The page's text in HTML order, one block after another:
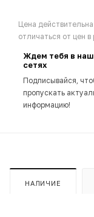
Цена
отличаться от цен
Ждем тебя в
сетях
Подписывайся,
пропускать
информацию!
НАЛИЧИЕ